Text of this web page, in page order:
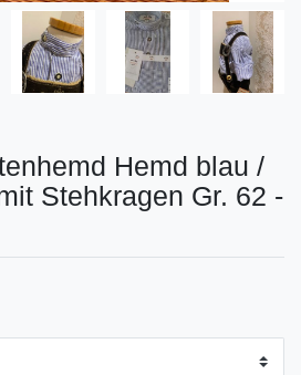
Hemd blau /
Stehkragen Gr. 62 -